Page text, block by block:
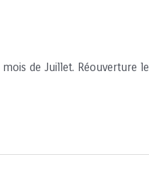
de Juillet. Réouverture le